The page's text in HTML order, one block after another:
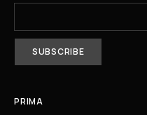
PRIMA